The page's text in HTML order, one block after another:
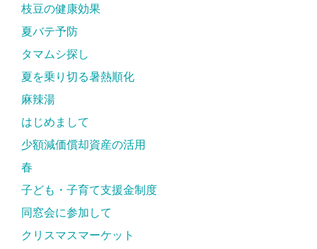
枝豆の健康効果
夏バテ予防
タマムシ探し
夏を乗り切る暑熱順化
麻辣湯
はじめまして
少額減価償却資産の活用
春
子ども・子育て支援金制度
同窓会に参加して
クリスマスマーケット